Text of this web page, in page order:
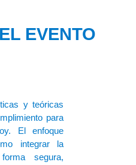
EVENTO
y teóricas
para
El enfoque
integrar la
segura,